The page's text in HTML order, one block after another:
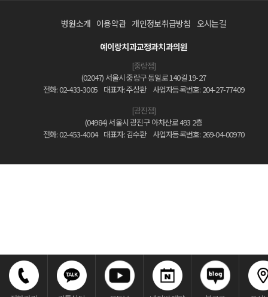
병원소개 이용약관 개인정보취급방침 오시는길
예이랑치과교정과치과의원
[중랑점]
(02047) 서울시 중랑구 동일로 140길 19-27
전화: 02-433-3005 대표자: 주상환 사업자등록번호: 204-27-77409
[광진점]
(04984) 서울시 광진구 아차산로 493 2층
전화: 02-453-4004 대표자: 김수환 사업자등록번호: 269-04-00970